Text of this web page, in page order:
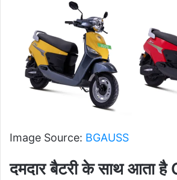
Image Source: BGAUSS
दमदार बैटरी के साथ आता है